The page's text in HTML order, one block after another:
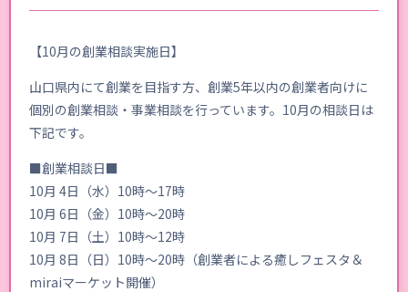
【10月の創業相談実施日】
山口県内にて創業を目指す方、創業5年以内の創業者向けに
個別の創業相談・事業相談を行っています。10月の相談日は
下記です。
■創業相談日■
10月 4日（水）10時～17時
10月 6日（金）10時～20時
10月 7日（土）10時～12時
10月 8日（日）10時～20時（創業者による癒しフェスタ＆
miraiマーケット開催）